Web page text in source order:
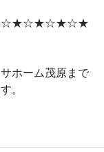
ホーム茂原まで
。